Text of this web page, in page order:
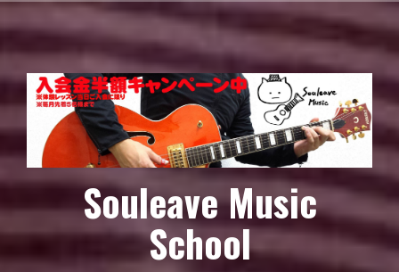
コ
ン
へ
プ
Souleave Music
School